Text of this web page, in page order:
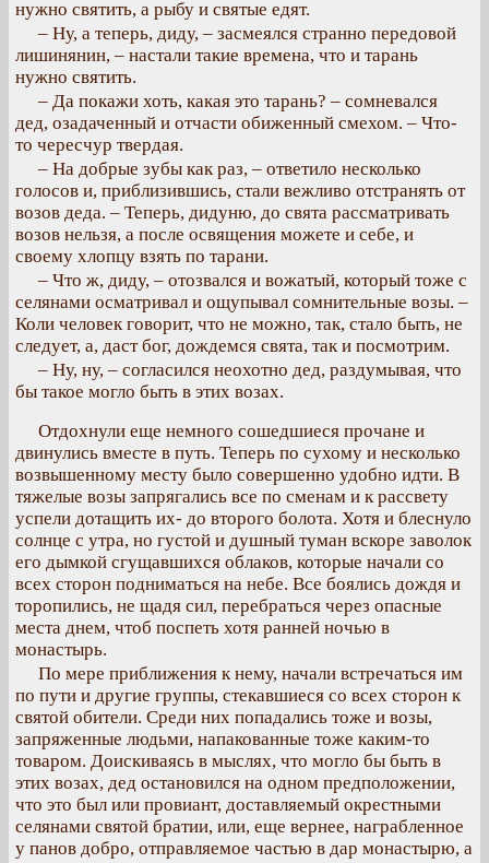
нужно святить, а рыбу и святые едят.
– Ну, а теперь, диду, – засмеялся странно передовой
лишинянин, – настали такие времена, что и тарань
нужно святить.
– Да покажи хоть, какая это тарань? – сомневался
дед, озадаченный и отчасти обиженный смехом. – Что-
то чересчур твердая.
– На добрые зубы как раз, – ответило несколько
голосов и, приблизившись, стали вежливо отстранять от
возов деда. – Теперь, дидуню, до свята рассматривать
возов нельзя, а после освящения можете и себе, и
своему хлопцу взять по тарани.
– Что ж, диду, – отозвался и вожатый, который тоже с
селянами осматривал и ощупывал сомнительные возы. –
Коли человек говорит, что не можно, так, стало быть, не
следует, а, даст бог, дождемся свята, так и посмотрим.
– Ну, ну, – согласился неохотно дед, раздумывая, что
бы такое могло быть в этих возах.
Отдохнули еще немного сошедшиеся прочане и
двинулись вместе в путь. Теперь по сухому и несколько
возвышенному месту было совершенно удобно идти. В
тяжелые возы запрягались все по сменам и к рассвету
успели дотащить их- до второго болота. Хотя и блеснуло
солнце с утра, но густой и душный туман вскоре заволок
его дымкой сгущавшихся облаков, которые начали со
всех сторон подниматься на небе. Все боялись дождя и
торопились, не щадя сил, перебраться через опасные
места днем, чтоб поспеть хотя ранней ночью в
монастырь.
По мере приближения к нему, начали встречаться им
по пути и другие группы, стекавшиеся со всех сторон к
святой обители. Среди них попадались тоже и возы,
запряженные людьми, напакованные тоже каким-то
товаром. Доискиваясь в мыслях, что могло бы быть в
этих возах, дед остановился на одном предположении,
что это был или провиант, доставляемый окрестными
селянами святой братии, или, еще вернее, награбленное
у панов добро, отправляемое частью в дар монастырю, а